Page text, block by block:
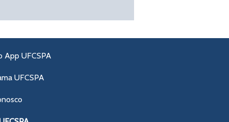
App UFCSPA
UFCSPA